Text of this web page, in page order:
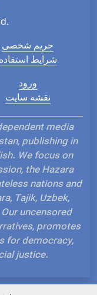
حریم شخصی
شرایط استفاده
ورود
نقشه سایت
media
publishing in
We focus on
the Hazara
nations and
Tajik, Uzbek,
uncensored
promotes
for democracy,
justice.